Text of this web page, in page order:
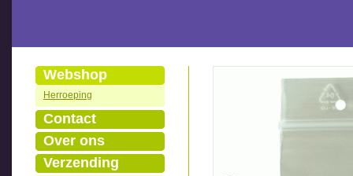
Webshop
Herroeping
Contact
Over ons
Verzending